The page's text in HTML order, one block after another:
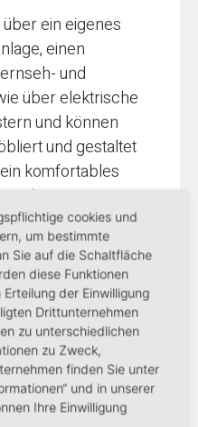
ein eigenes
einen
und
über elektrische
und können
und gestaltet
komfortables
sowie ein
Einbauschrank.
zum
mit
einer
ist. Für
sorgt ein
über
kommt.
cookies und
um bestimmte
Sie auf die Schaltfläche
diese Funktionen
der Einwilligung
Drittunternehmen
zu unterschiedlichen
zu Zweck,
finden Sie unter
und in unserer
Ihre Einwilligung